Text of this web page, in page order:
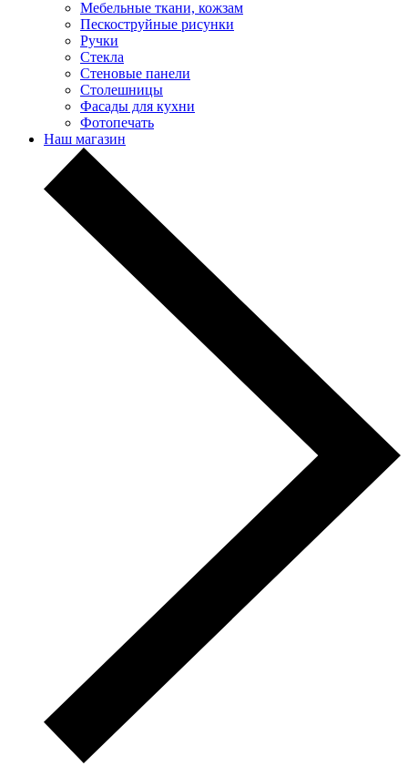
Мебельные ткани, кожзам
Пескоструйные рисунки
Ручки
Стекла
Стеновые панели
Столешницы
Фасады для кухни
Фотопечать
Наш магазин